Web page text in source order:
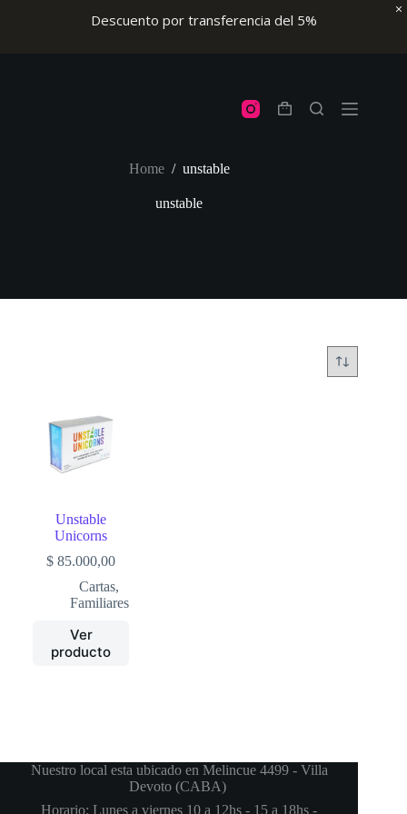
Descuento por transferencia del 5%
Shopping
Home / unstable
unstable
Unstable
Unicorns
$ 85.000,00
Cartas,
Familiares
Ver
producto
Nuestro local esta ubicado en Melincue 4499 - Villa
Devoto (CABA)
Horario: Lunes a viernes 10 a 12hs - 15 a 18hs -